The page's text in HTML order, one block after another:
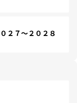
７～２０２８